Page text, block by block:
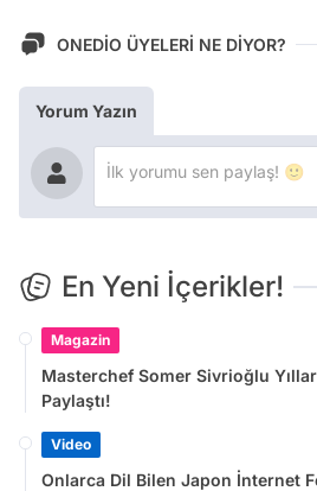
ONEDİO ÜYELERİ NE DİYOR?
Yorum Yazın
En Yeni İçerikler!
Magazin
Masterchef Somer Sivrioğlu
Paylaştı!
Video
Onlarca Dil Bilen Japon İnternet